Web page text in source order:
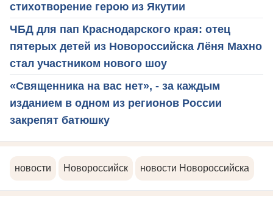
стихотворение герою из Якутии
ЧБД для пап Краснодарского края: отец
пятерых детей из Новороссийска Лёня Махно
стал участником нового шоу
«Священника на вас нет», - за каждым
изданием в одном из регионов России
закрепят батюшку
новости Новороссийск новости Новороссийска